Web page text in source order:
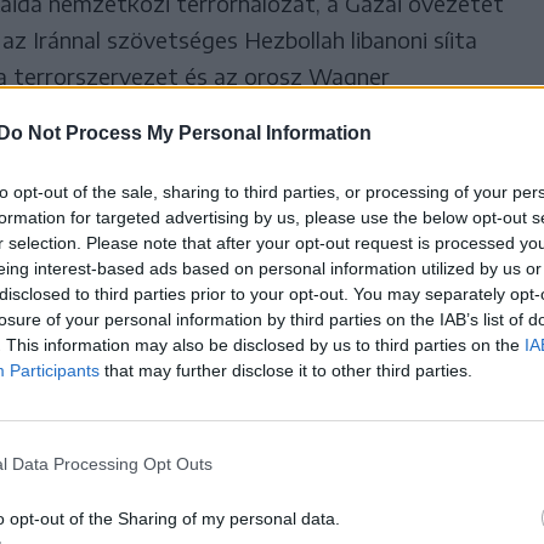
Do Not Process My Personal Information
opt-out of the sale, sharing to third parties, or processing of your
for targeted advertising by us, please use the below opt-out
selection. Please note that after your opt-out request is processed
interest-based ads based on personal information utilized by us
to third parties prior to your opt-out. You may separately
of your personal information by third parties on the IAB’s list of
This information may also be disclosed by us to third parties on the
Participants that may further disclose it to other third parties.
Data Processing Opt Outs
opt-out of the Sharing of my personal data.
az Iránnal szövetséges Hezbollah libanoni síita
terrorszervezet és az orosz Wagner
törvény alapján a betiltott szervezetek
elkövetőire 14 évig terjedő börtönbüntetés
előzményeként a szervezet tagjai a nyár
légierő (RAF) legnagyobb angliai
működő Brize Norton katonai repülőtérre, és
vörös festéket fújtak két Airbus Voyager
A szakértői vizsgálat szerint a két
3 milliárd forint) kár keletkezett.
hogy a Brize Norton repülőteréről
tevékenységet folytatnak, amerikai és